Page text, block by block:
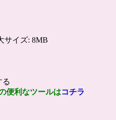
サイズ: 8MB
る
便利なツールはコチラ